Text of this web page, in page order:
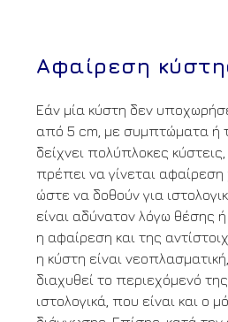
Αφαίρεση
Εάν μία κύστη δεν
από 5 cm, με συμπτώματα ή
δείχνει πολύπλοκες
πρέπει να γίνεται
ώστε να δοθούν για
είναι αδύνατον λόγω θέσης
η αφαίρεση και της
η κύστη είναι
διαχυθεί το περιεχόμενό
ιστολογικά, που είναι και ο